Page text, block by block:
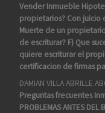
Vender Inmueble
propietarios? Con juicio
Muerte de un
de escriturar? F) Que
quiere escriturar el
certificacion de firmas
DAMIAN VILLA ABRILLE
Preguntas frecuentes
PROBLEMAS ANTES